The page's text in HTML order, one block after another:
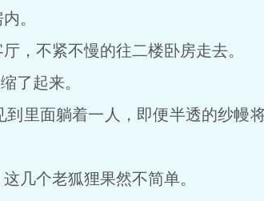
。
不紧不慢的往二楼卧房走去。
了起来。
面躺着一人，即便半透的纱幔将
个老狐狸果然不简单。